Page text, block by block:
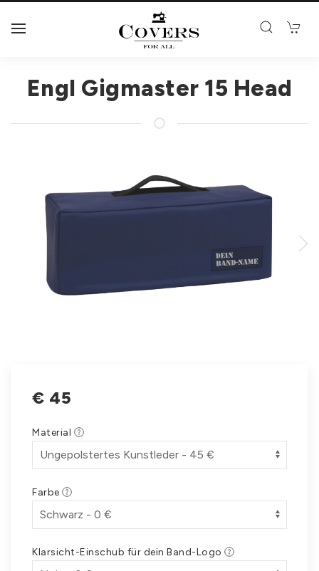
Engl Gigmaster 15 Head
€ 45
Material
Farbe
Klarsicht-Einschub für dein Band-Logo